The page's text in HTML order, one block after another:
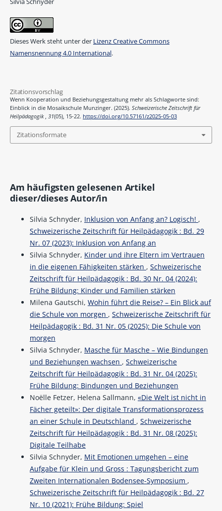
Dieses Werk steht unter der Lizenz Creative Commons
Namensnennung 4.0 International.
Zitationsvorschlag
Wenn Kooperation und Beziehungsgestaltung mehr als Schlagworte sind:
Einblick in die Mosaikschule Munzinger. (2025). Schweizerische Zeitschrift für
Heilpädagogik , 31(05), 15-22. https://doi.org/10.57161/z2025-05-03
Zitationsformate
Am häufigsten gelesenen Artikel
dieser/dieses Autor/in
Silvia Schnyder, Inklusion von Anfang an? Logisch! ,
Schweizerische Zeitschrift für Heilpädagogik : Bd. 29
Nr. 07 (2023): Inklusion von Anfang an
Silvia Schnyder, Kinder und ihre Eltern im Vertrauen
in die eigenen Fähigkeiten stärken , Schweizerische
Zeitschrift für Heilpädagogik : Bd. 30 Nr. 04 (2024):
Frühe Bildung: Kinder und Familien stärken
Milena Gautschi, Wohin führt die Reise? – Ein Blick auf
die Schule von morgen , Schweizerische Zeitschrift für
Heilpädagogik : Bd. 31 Nr. 05 (2025): Die Schule von
morgen
Silvia Schnyder, Masche für Masche – Wie Bindungen
und Beziehungen wachsen , Schweizerische
Zeitschrift für Heilpädagogik : Bd. 31 Nr. 04 (2025):
Frühe Bildung: Bindungen und Beziehungen
Noëlle Fetzer, Helena Sallmann, «Die Welt ist nicht in
Fächer geteilt»: Der digitale Transformationsprozess
an einer Schule in Deutschland , Schweizerische
Zeitschrift für Heilpädagogik : Bd. 31 Nr. 08 (2025):
Digitale Teilhabe
Silvia Schnyder, Mit Emotionen umgehen – eine
Aufgabe für Klein und Gross : Tagungsbericht zum
Zweiten Internationalen Bodensee-Symposium ,
Schweizerische Zeitschrift für Heilpädagogik : Bd. 27
Nr. 10 (2021): Frühe Bildung: Spiel